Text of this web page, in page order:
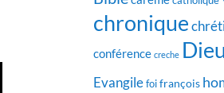
chronique
conférence creche Dieu
Evangilefoifrançois